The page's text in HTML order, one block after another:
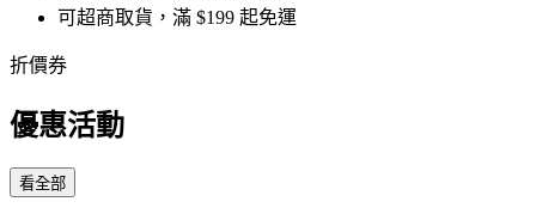
可超商取貨，滿 $199 起免運
折價券
優惠活動
看全部